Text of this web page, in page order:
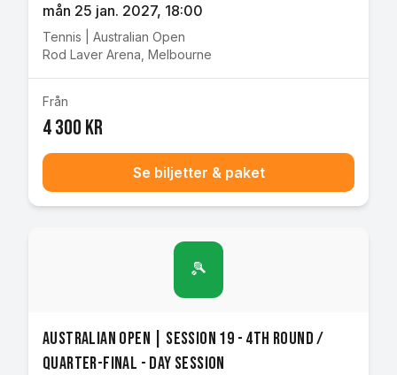
mån 25 jan. 2027, 18:00
Tennis
Australian Open
Rod Laver Arena Melbourne
Från
4 300 kr
Se biljetter & paket
🎾
Australian Open | Session 19 - 4th Round /
Quarter-final - Day Session